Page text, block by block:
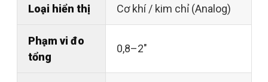
Loại hiển thị Cơ khí / kim chỉ (Analog)
Phạm vi đo
tổng
0,8–2"